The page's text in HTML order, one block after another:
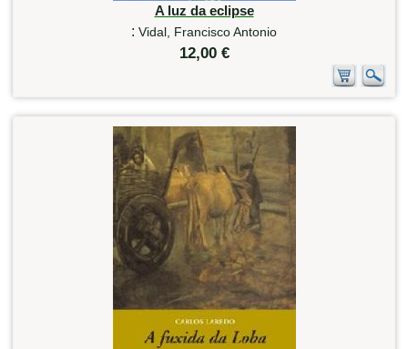
A luz da eclipse
: Vidal, Francisco Antonio
12,00 €